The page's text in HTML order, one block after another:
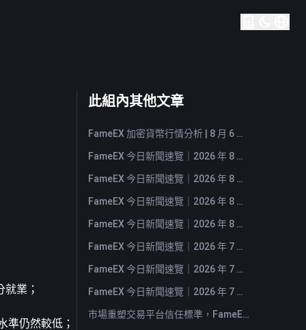
業；
準仍然較低；
此組內其他文章
FameEX 加密貨幣行情分析 | 8 月 6 日, 2026
FameEX 今日新聞速覽｜2026 年 8 月 6 日
FameEX 今日新聞速覽｜2026 年 8 月 5 日
FameEX 今日新聞速覽｜2026 年 8 月 4 日
FameEX 今日新聞速覽｜2026 年 8 月 3 日
FameEX 今日新聞速覽｜2026 年 7 月 31 日
FameEX 今日新聞速覽｜2026 年 7 月 30 日
FameEX 今日新聞速覽｜2026 年 7 月 29 日
市場重塑交易平台信任標準，FameEX 以八年穩健營運持續服務全球用戶